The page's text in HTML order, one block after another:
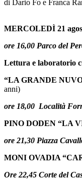
di Dario Fo e Franca
MERCOLEDÌ 21
ore 16,00 Parco del
Lettura e laboratorio
“LA GRANDE
anni)
ore 18,00 Località
PINO DODEN “LA
ore 21,30 Piazza
MONI OVADIA
Ore 22,45 Corte del